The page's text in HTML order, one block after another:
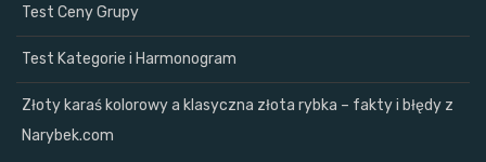
Test Ceny Grupy
Test Kategorie i Harmonogram
Złoty karaś kolorowy a klasyczna złota rybka – fakty i błędy z
Narybek.com